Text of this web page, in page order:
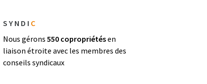
SYNDI C
Nous gérons 550 copropriétésen
liaison étroite avec les membres des
conseils syndicaux